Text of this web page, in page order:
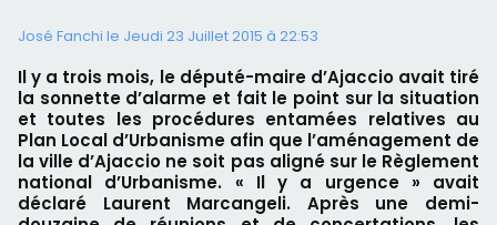
José Fanchi le Jeudi 23 Juillet 2015 à 22:53
Il y a trois mois, le député-maire d’Ajaccio avait tiré
la sonnette d’alarme et fait le point sur la situation
et toutes les procédures entamées relatives au
Plan Local d’Urbanisme afin que l’aménagement de
la ville d’Ajaccio ne soit pas aligné sur le Règlement
national d’Urbanisme. « Il y a urgence » avait
déclaré Laurent Marcangeli. Après une demi-